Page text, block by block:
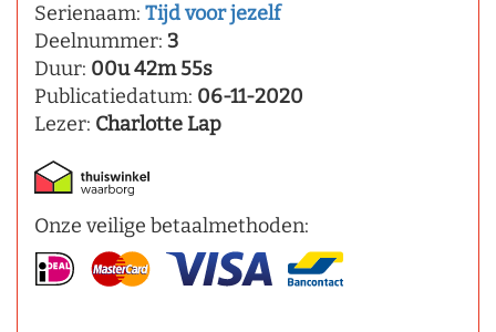
Serienaam: Tijd voor jezelf
Deelnummer: 3
Duur: 00u 42m 55s
Publicatiedatum: 06-11-2020
Lezer: Charlotte Lap
Onze veilige betaalmethoden: